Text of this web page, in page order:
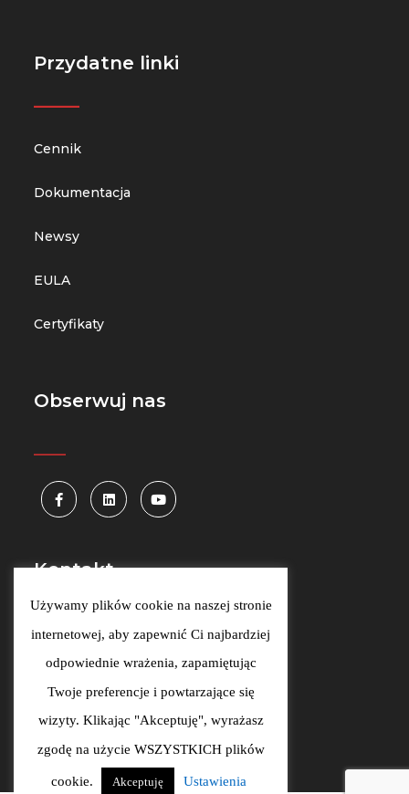
Przydatne linki
_____
Cennik
Dokumentacja
Newsy
EULA
Certyfikaty
Obserwuj nas
_____
Kontakt
kontakt@wizlink.eu
00
Używamy plików cookie na naszej stronie
internetowej, aby zapewnić Ci najbardziej
odpowiednie wrażenia, zapamiętując
Twoje preferencje i powtarzające się
wizyty. Klikając "Akceptuję", wyrażasz
zgodę na użycie WSZYSTKICH plików
cookie. Akceptuję Ustawienia